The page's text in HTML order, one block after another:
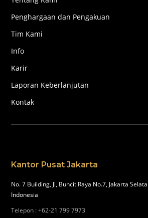
Penghargaan dan Pengakuan
Tim Kami
Info
Karir
Laporan Keberlanjutan
Kontak
Kantor Pusat Jakarta
No. 7 Building, Jl, Buncit Raya No.7, Jakarta
Indonesia
Telepon :+62-21 799 7973